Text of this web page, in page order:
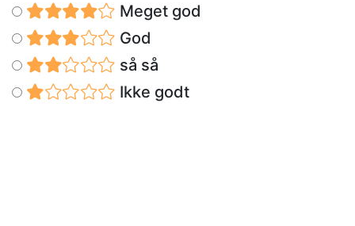
Meget god
God
så så
Ikke godt